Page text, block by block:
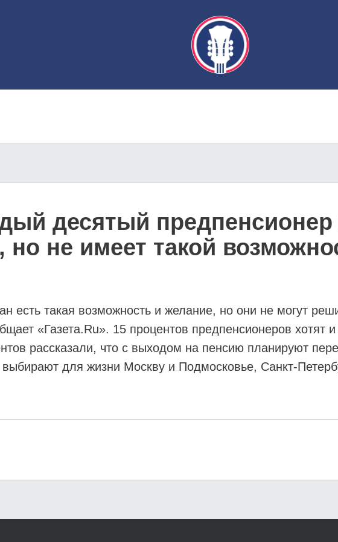
десятый предпенсионер
но не имеет такой
есть такая возможность и желание, но они не могут
«Газета.Ru». 15 процентов предпенсионеров хотят
рассказали, что с выходом на пенсию планируют
для жизни Москву и Подмосковье, Санкт-